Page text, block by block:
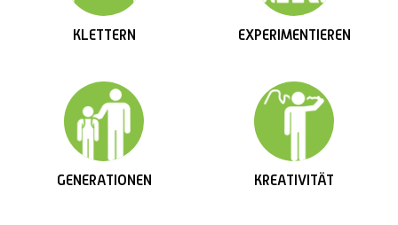
KLETTERN EXPERIMENTIEREN
GENERATIONEN KREATIVITÄT